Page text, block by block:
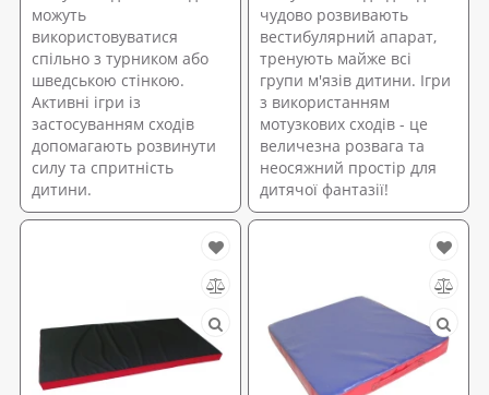
можуть
використовуватися
спільно з турником або
шведською стінкою.
Активні ігри із
застосуванням сходів
допомагають розвинути
силу та спритність
дитини.
чудово розвивають
вестибулярний апарат,
тренують майже всі
групи м'язів дитини. Ігри
з використанням
мотузкових сходів - це
величезна розвага та
неосяжний простір для
дитячої фантазії!